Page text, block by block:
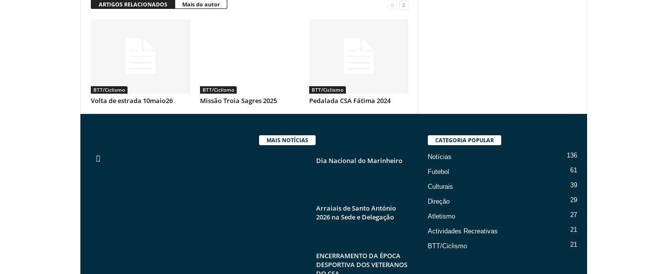
ARTIGOS RELACIONADOS Mais do autor
BTT/Ciclismo
Volta de estrada 10maio26
BTT/Ciclismo
Missão Troia Sagres 2025
BTT/Ciclismo
Pedalada CSA Fátima 2024
MAIS NOTÍCIAS
Dia Nacional do Marinheiro
Arraiais de Santo António
2026 na Sede e Delegação
ENCERRAMENTO DA ÉPOCA
DESPORTIVA DOS VETERANOS
CATEGORIA POPULAR
Notícias 136
Futebol 61
Culturais 39
Direção 29
Atletismo 27
Actividades Recreativas 21
BTT/Ciclismo 21